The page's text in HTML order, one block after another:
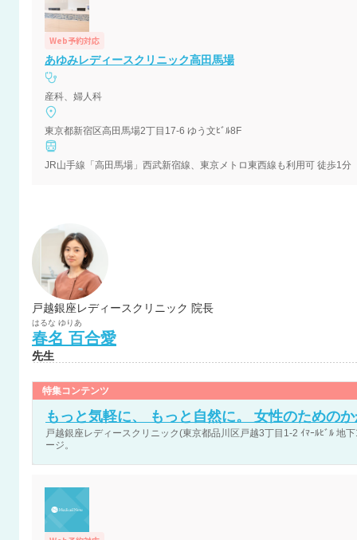
Web予約対応
あゆみレディースクリニック高田馬場
産科、婦人科
東京都新宿区高田馬場2丁目17-6 ゆう文ﾋﾞﾙ8F
JR山手線「高田馬場」西武新宿線、東京メトロ東西線も利用可 徒歩1分
戸越銀座レディースクリニック 院長
はるな ゆりあ
春名 百合愛
先生
特集コンテンツ
もっと気軽に、 もっと自然に。 女性のための
戸越銀座レディースクリニック(東京都品川区戸越3丁目1-2 ｲﾏｰﾙﾋﾞﾙ 地
ージ。